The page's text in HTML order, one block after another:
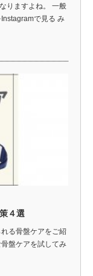
りますよね。 一般
で見る み
４選
る骨盤ケアをご紹
盤ケアを試してみ